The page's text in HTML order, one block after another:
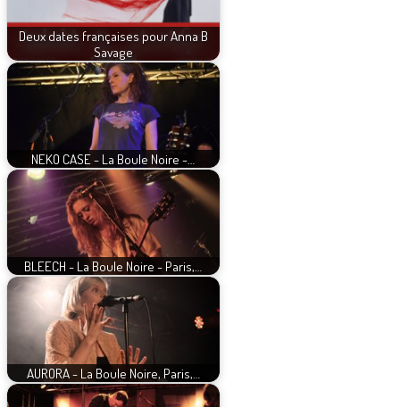
Deux dates françaises pour Anna B
Savage
NEKO CASE - La Boule Noire -…
BLEECH - La Boule Noire - Paris,…
AURORA - La Boule Noire, Paris,…